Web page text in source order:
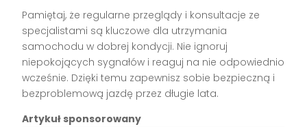
Pamiętaj, że regularne przeglądy i konsultacje ze
specjalistami są kluczowe dla utrzymania
samochodu w dobrej kondycji. Nie ignoruj
niepokojących sygnałów i reaguj na nie odpowiednio
wcześnie. Dzięki temu zapewnisz sobie bezpieczną i
bezproblemową jazdę przez długie lata.
Artykuł sponsorowany